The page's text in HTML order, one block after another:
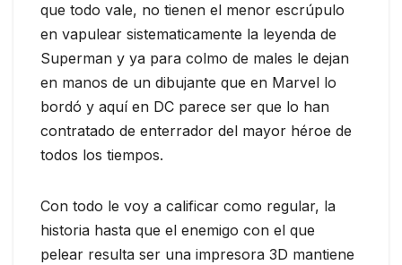
que todo vale, no tienen el menor escrúpulo
en vapulear sistematicamente la leyenda de
Superman y ya para colmo de males le dejan
en manos de un dibujante que en Marvel lo
bordó y aquí en DC parece ser que lo han
contratado de enterrador del mayor héroe de
todos los tiempos.
Con todo le voy a calificar como regular, la
historia hasta que el enemigo con el que
pelear resulta ser una impresora 3D mantiene